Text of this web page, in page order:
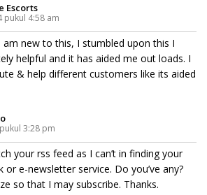
Escorts
pukul 4:58 am
am new to this, I stumbled upon this I
helpful and it has aided me out loads. I
& help different customers like its aided
3:28 pm
your rss feed as I can’t in finding your
or e-newsletter service. Do you’ve any?
so that I may subscribe. Thanks.